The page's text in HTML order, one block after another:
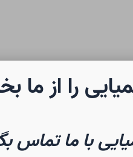
صفحه نخست
را از ما
با ما تماس